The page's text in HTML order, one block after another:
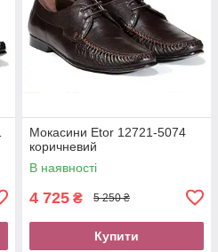
Мокасини Etor 12721-5074
коричневий
В наявності
4 725 ₴ 5 250 ₴
Купити